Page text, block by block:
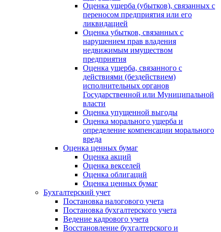
Оценка ущерба (убытков), связанных с
переносом предприятия или его
ликвидацией
Оценка убытков, связанных с
нарушением прав владения
недвижимым имуществом
предприятия
Оценка ущерба, связанного с
действиями (бездействием)
исполнительных органов
Государственной или Муниципальной
власти
Оценка упущенной выгоды
Оценка морального ущерба и
определение компенсации морального
вреда
Оценка ценных бумаг
Оценка акций
Оценка векселей
Оценка облигаций
Оценка ценных бумаг
Бухгалтерский учет
Постановка налогового учета
Постановка бухгалтерского учета
Ведение кадрового учета
Восстановление бухгалтерского и